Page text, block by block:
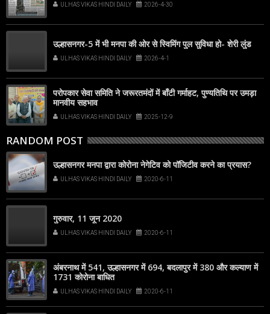
ULHAS VIKAS HINDI DAILY 2026-4-30
उल्हासनगर-5 में भी मनपा की ओर से स्विमिंग पुल सुविधा हो- शेरी लुंड
ULHAS VIKAS HINDI DAILY 2026-4-1
परोपकार सेवा समिति ने जरूरतमंदों में बाँटी गर्माहट, पुण्यतिथि पर उमड़ा
मानवीय सहभाव
ULHAS VIKAS HINDI DAILY 2025-12-9
RANDOM POST
उल्हासनगर मनपा द्वारा कोरोना नेगेटिव को पॉजिटीव करने का प्रयास?
ULHAS VIKAS HINDI DAILY 2020-6-11
गुरुवार, 11 जून 2020
ULHAS VIKAS HINDI DAILY 2020-6-11
अंबरनाथ में 541, उल्हासनगर में 694, बदलापुर में 380 और कल्याण में
1731 कोरोना बाधित
ULHAS VIKAS HINDI DAILY 2020-6-11